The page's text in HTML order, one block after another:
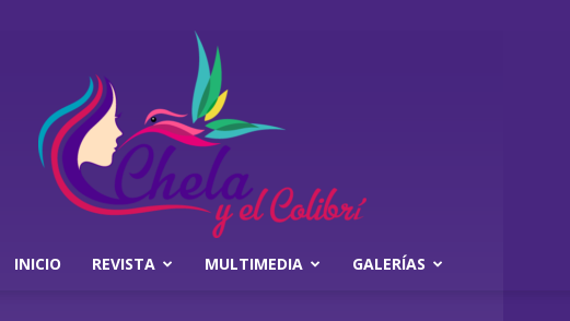
INICIO REVISTA MULTIMEDIA GALERÍAS